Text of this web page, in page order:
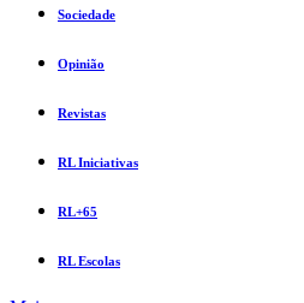
Sociedade
Opinião
Revistas
RL Iniciativas
RL+65
RL Escolas